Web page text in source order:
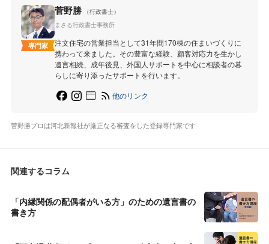
専門家
菅野勝
（行政書士）
まさる行政書士事務所
注文住宅の営業担当として31年間170棟の住まいづくりに
携わって来ました。その豊富な経験、顧客対応力を生かし
遺言相続、成年後見、外国人サポートを中心に相談者の暮
らしに寄り添ったサポートを行います。
他のリンク
菅野勝プロは河北新報社が厳正なる審査をした登録専門家です
関連するコラム
「内縁関係の配偶者がいる方」のための遺言書の
書き方